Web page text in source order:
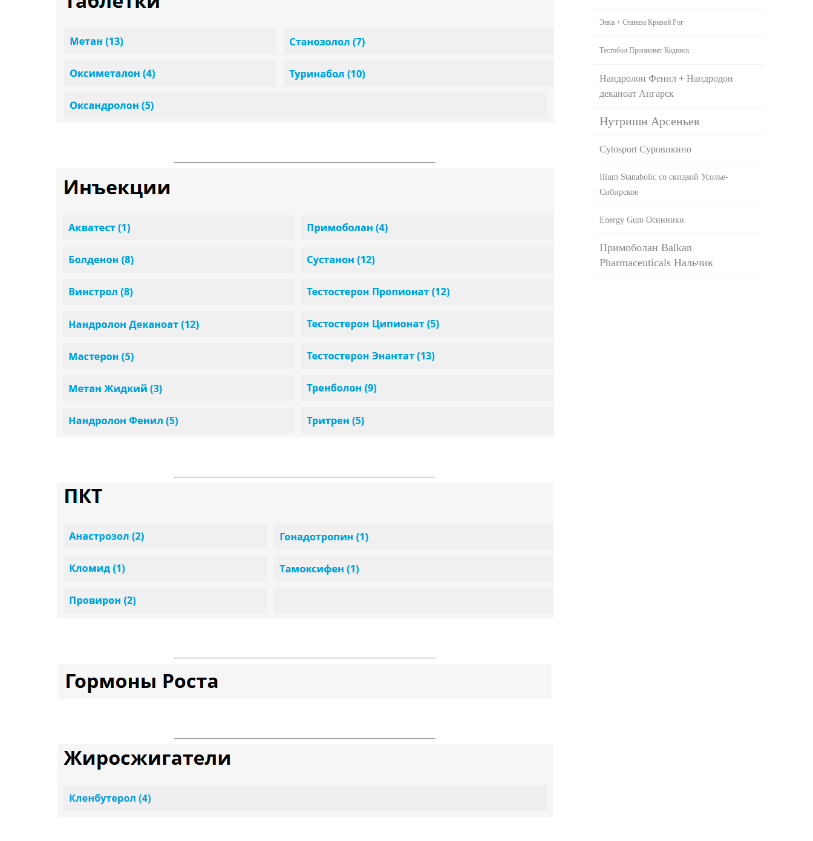
Энка + Станаза Кривой Рог
Тестобол Пропионат Кодинск
Нандролон Фенил + Нандродон
деканоат Ангарск
Нутришн Арсеньев
Cytosport Суровикино
Ilium Stanabolic со скидкой Усолье-
Сибирское
Energy Gum Осинники
Примоболан Balkan
Pharmaceuticals Нальчик